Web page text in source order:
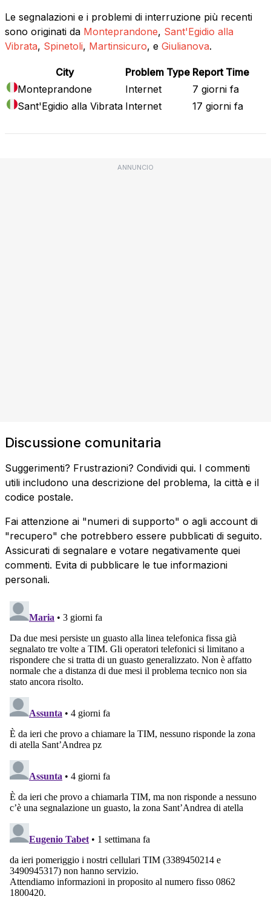
Le segnalazioni e i problemi di interruzione più recenti
sono originati da Monteprandone, Sant'Egidio alla
Vibrata, Spinetoli, Martinsicuro, e Giulianova.
City Problem Type Report Time
Monteprandone
Internet
7 giorni fa
Sant'Egidio alla Vibrata Internet 17 giorni fa
ANNUNCIO
Discussione comunitaria
Suggerimenti? Frustrazioni? Condividi qui. I commenti
utili includono una descrizione del problema, la città e il
codice postale.
Fai attenzione ai "numeri di supporto" o agli account di
"recupero" che potrebbero essere pubblicati di seguito.
Assicurati di segnalare e votare negativamente quei
commenti. Evita di pubblicare le tue informazioni
personali.